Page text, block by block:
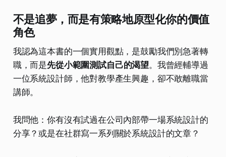
不是追夢，而是有策略地原型化你的價值
角色
我認為這本書的一個實用觀點，是鼓勵我們別急著轉
職，而是先從小範圍測試自己的渴望。我曾經輔導過
一位系統設計師，他對教學產生興趣，卻不敢離職當
講師。
我問他：你有沒有試過在公司內部帶一場系統設計的
分享？或是在社群寫一系列關於系統設計的文章？